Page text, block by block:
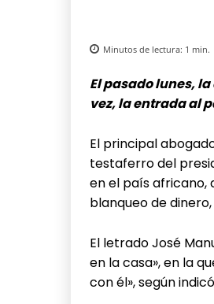
Minutos de lectura: 1 min.
El pasado lunes,
vez, la entrada al
El principal
testaferro del
en el país africano,
blanqueo de
El letrado José
en la casa», en la
con él», según